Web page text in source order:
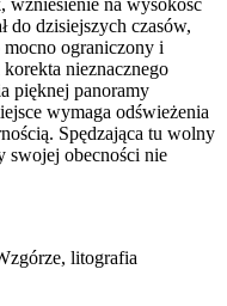
do dzisiejszych czasów,
ograniczony i
nieznacznego
pięknej panoramy
wymaga odświeżenia
Spędzająca tu wolny
swojej obecności nie
litografia